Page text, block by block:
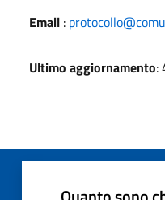
Email :
Ultimo aggiornamento: